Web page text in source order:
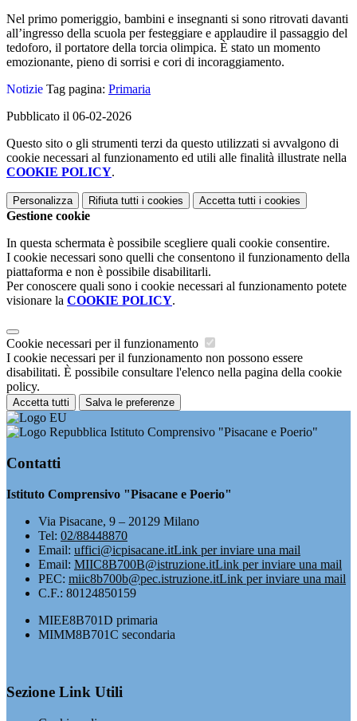
Nel primo pomeriggio, bambini e insegnanti si sono ritrovati davanti
all’ingresso della scuola per festeggiare e applaudire il passaggio del
tedoforo, il portatore della torcia olimpica. È stato un momento
emozionante, pieno di sorrisi e cori di incoraggiamento.
Notizie Tag pagina: Primaria
Pubblicato il 06-02-2026
Questo sito o gli strumenti terzi da questo utilizzati si avvalgono di
cookie necessari al funzionamento ed utili alle finalità illustrate nella
COOKIE POLICY.
Personalizza Rifiuta tutti i cookies Accetta tutti i cookies
Gestione cookie
In questa schermata è possibile scegliere quali cookie consentire.
I cookie necessari sono quelli che consentono il funzionamento della
piattaforma e non è possibile disabilitarli.
Per conoscere quali sono i cookie necessari al funzionamento potete
visionare la COOKIE POLICY.
Cookie necessari per il funzionamento
I cookie necessari per il funzionamento non possono essere
disabilitati. È possibile consultare l'elenco nella pagina della cookie
policy.
Accetta tutti Salva le preferenze
Istituto Comprensivo "Pisacane e Poerio"
Contatti
Istituto Comprensivo "Pisacane e Poerio"
Via Pisacane, 9 – 20129 Milano
Tel: 02/88448870
Email: uffici@icpisacane.itLink per inviare una mail
Email: MIIC8B700B@istruzione.itLink per inviare una mail
PEC: miic8b700b@pec.istruzione.itLink per inviare una mail
C.F.: 80124850159
MIEE8B701D primaria
MIMM8B701C secondaria
Sezione Link Utili